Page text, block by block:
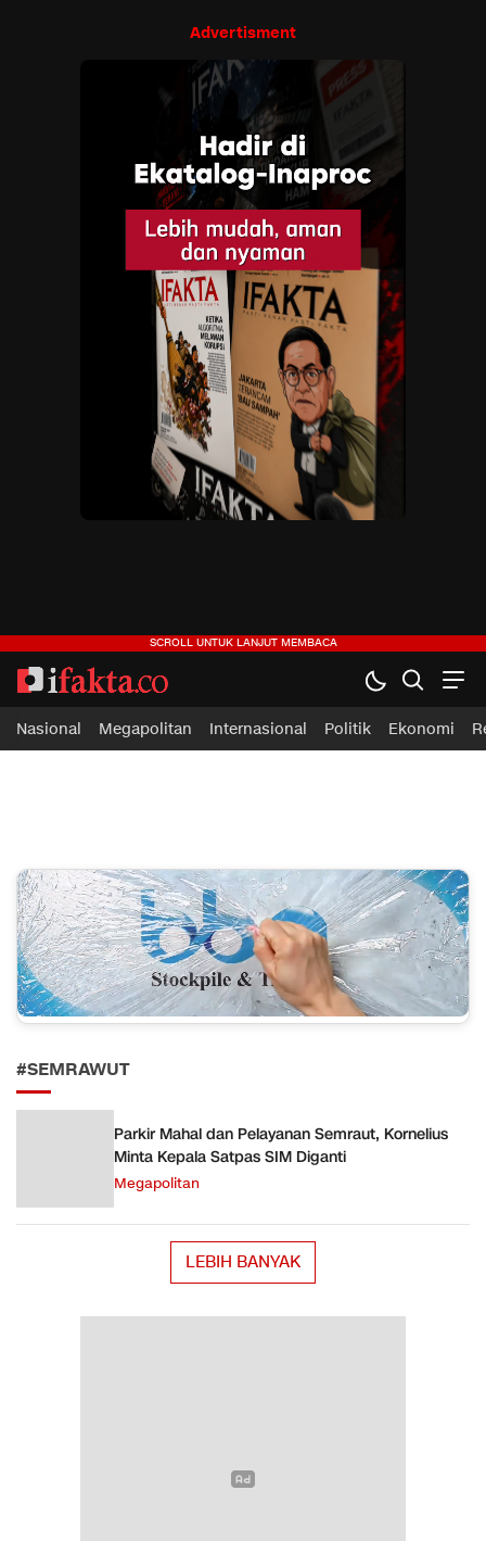
Advertisment
ifakta.co
#pastibenar
Nasional Megapolitan Internasional Politik Ekonomi
#SEMRAWUT
Parkir Mahal dan Pelayanan Semraut, Kornelius
Minta Kepala Satpas SIM Diganti
Megapolitan
LEBIH BANYAK